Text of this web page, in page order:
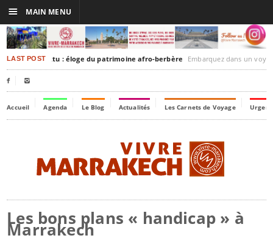
LAST POST
Timbuktu : éloge du patrimoine afro-berbère Embarquez dans un voyage culturel dans le
 
Accueil Agenda Le Blog Actualités Les Carnets de Voyage
Les bons plans « handicap » à
Marrakech
☰ MAIN MENU